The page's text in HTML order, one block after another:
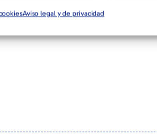
Aviso legal y de privacidad